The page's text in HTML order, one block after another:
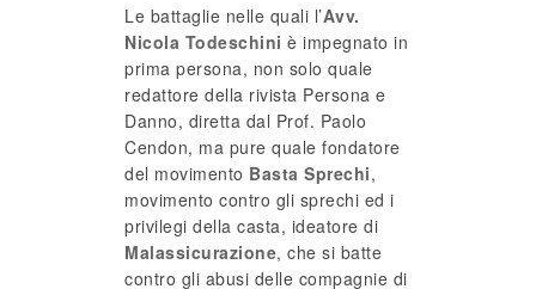
Le battaglie nelle quali l’Avv.
Nicola Todeschini è impegnato in
prima persona, non solo quale
redattore della rivista Persona e
Danno, diretta dal Prof. Paolo
Cendon, ma pure quale fondatore
del movimento Basta Sprechi,
movimento contro gli sprechi ed i
privilegi della casta, ideatore di
Malassicurazione, che si batte
contro gli abusi delle compagnie di